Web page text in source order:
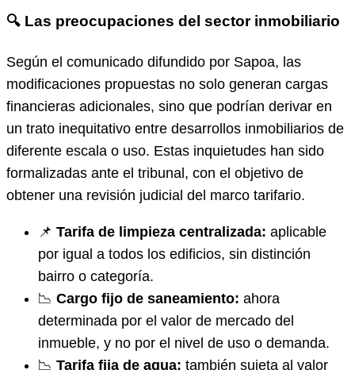
🔍 Las preocupaciones del sector inmobiliario
Según el comunicado difundido por Sapoa, las
modificaciones propuestas no solo generan cargas
financieras adicionales, sino que podrían derivar en
un trato inequitativo entre desarrollos inmobiliarios de
diferente escala o uso. Estas inquietudes han sido
formalizadas ante el tribunal, con el objetivo de
obtener una revisión judicial del marco tarifario.
📌 Tarifa de limpieza centralizada: aplicable
por igual a todos los edificios, sin distinción
bairro o categoría.
📉 Cargo fijo de saneamiento: ahora
determinada por el valor de mercado del
inmueble, y no por el nivel de uso o demanda.
📉 Tarifa fija de agua: también sujeta al valor